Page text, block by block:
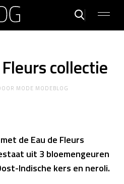
collectie
MODE MODEBLOG
de Eau de Fleurs
uit 3 bloemengeuren
Indische kers en neroli.